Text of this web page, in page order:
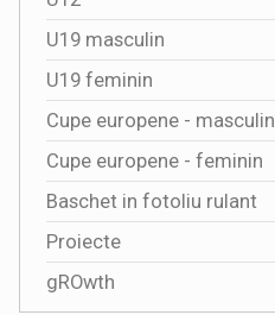
U19 masculin
U19 feminin
Cupe europene - masculin
Cupe europene - feminin
Baschet in fotoliu rulant
Proiecte
gROwth